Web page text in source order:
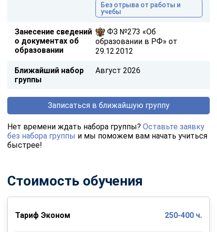
Без отрыва от работы и
учебы
Занесение сведений
о документах об
образовании
ФЗ №273 «Об
образовании в РФ» от
29.12.2012
Ближайший набор
группы
Август 2026
Записаться в ближайшую группу
Нет времени ждать набора группы? Оставьте заявку
без набора группы и мы поможем вам начать учиться
быстрее!
Стоимость обучения
Тариф Эконом 250-400 ч.